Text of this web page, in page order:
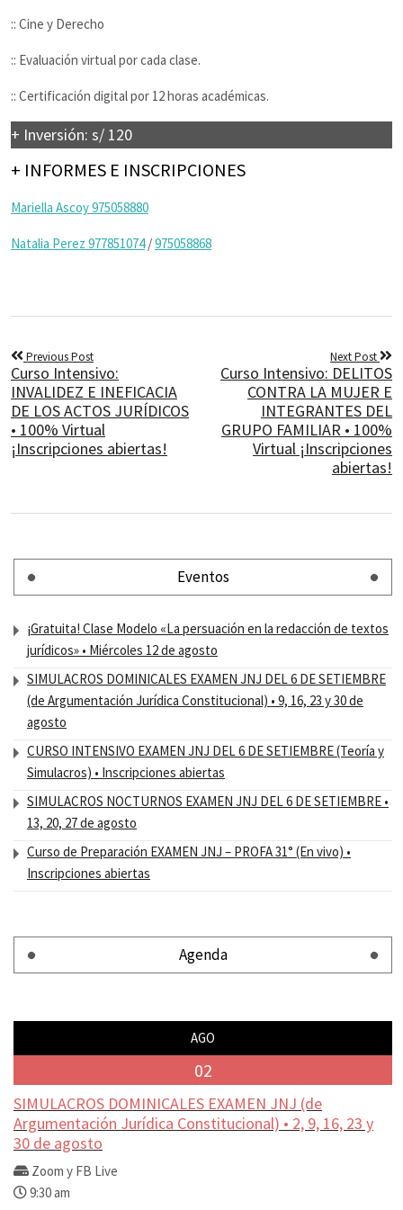
:: Cine y Derecho
:: Evaluación virtual por cada clase.
:: Certificación digital por 12 horas académicas.
+ Inversión: s/ 120
+ INFORMES E INSCRIPCIONES
Mariella Ascoy 975058880
Natalia Perez 977851074/975058868
Previous Post
Curso Intensivo:
INVALIDEZ E INEFICACIA
DE LOS ACTOS JURÍDICOS
• 100% Virtual
¡Inscripciones abiertas!
Next Post
Curso Intensivo: DELITOS
CONTRA LA MUJER E
INTEGRANTES DEL
GRUPO FAMILIAR • 100%
Virtual ¡Inscripciones
abiertas!
Eventos
¡Gratuita! Clase Modelo «La persuación en la redacción de textos
jurídicos» • Miércoles 12 de agosto
SIMULACROS DOMINICALES EXAMEN JNJ DEL 6 DE SETIEMBRE
(de Argumentación Jurídica Constitucional) • 9, 16, 23 y 30 de
agosto
CURSO INTENSIVO EXAMEN JNJ DEL 6 DE SETIEMBRE (Teoría y
Simulacros) • Inscripciones abiertas
SIMULACROS NOCTURNOS EXAMEN JNJ DEL 6 DE SETIEMBRE •
13, 20, 27 de agosto
Curso de Preparación EXAMEN JNJ – PROFA 31° (En vivo) •
Inscripciones abiertas
Agenda
AGO
02
SIMULACROS DOMINICALES EXAMEN JNJ (de
Argumentación Jurídica Constitucional) • 2, 9, 16, 23 y
30 de agosto
Zoom y FB Live
9:30 am